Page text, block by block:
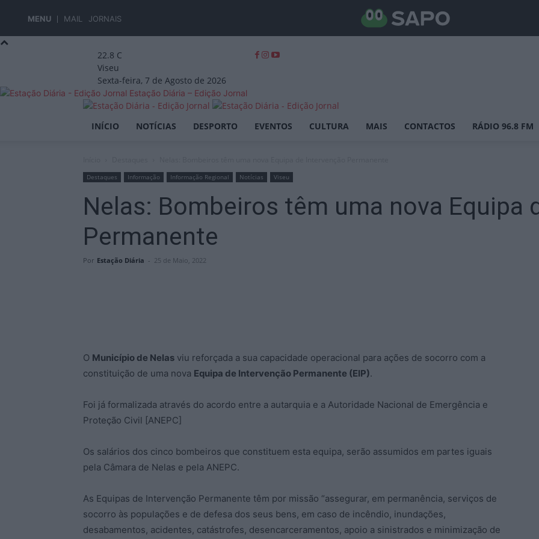
MENU MAIL JORNAIS
22.8 C
Viseu
Sexta-feira, 7 de Agosto de 2026
Estação Diária – Edição Jornal
INÍCIO NOTÍCIAS DESPORTO EVENTOS CULTURA MAIS CONTACTOS RÁDIO 96.8 FM
Destaques Informação Informação Regional Notícias Viseu
Nelas: Bombeiros têm uma nova Equipa
Permanente
Por Estação Diária - 25 de Maio, 2022
O Município de Nelas viu reforçada a sua capacidade operacional para ações de socorro com a
constituição de uma nova Equipa de Intervenção Permanente (EIP).
Foi já formalizada através do acordo entre a autarquia e a Autoridade Nacional de Emergência e
Proteção Civil [ANEPC]
Os salários dos cinco bombeiros que constituem esta equipa, serão assumidos em partes iguais
pela Câmara de Nelas e pela ANEPC.
As Equipas de Intervenção Permanente têm por missão “assegurar, em permanência, serviços de
socorro às populações e de defesa dos seus bens, em caso de incêndio, inundações,
desabamentos, acidentes, catástrofes, desencarceramentos, apoio a sinistrados e minimização de